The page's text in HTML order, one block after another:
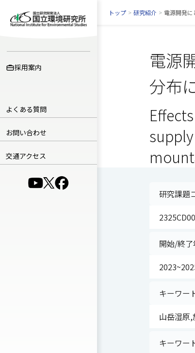
採用案内
よくある質問
お問い合わせ
交通アクセス
（別ウインドウで開きます）
（別ウインドウで開きます）
（別ウインドウで開きます）
トップ > 研究紹介 > 電源開発
電源
分布
研究課題
開始/終了
キーワー
山岳湿原
キーワー